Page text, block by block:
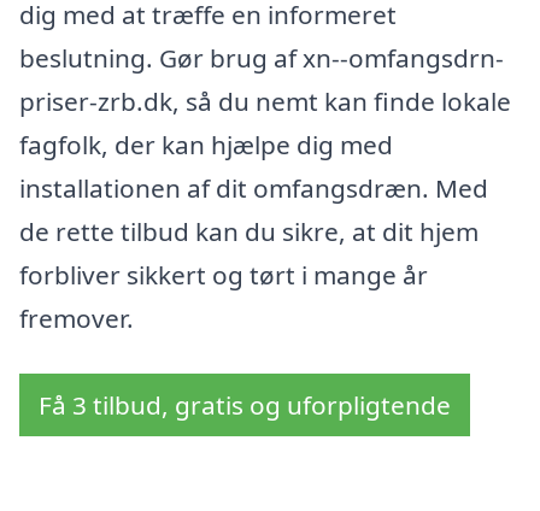
dig med at træffe en informeret
beslutning. Gør brug af xn--omfangsdrn-
priser-zrb.dk, så du nemt kan finde lokale
fagfolk, der kan hjælpe dig med
installationen af dit omfangsdræn. Med
de rette tilbud kan du sikre, at dit hjem
forbliver sikkert og tørt i mange år
fremover.
Få 3 tilbud, gratis og uforpligtende